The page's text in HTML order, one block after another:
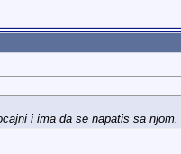
i ima da se napatis sa njom.